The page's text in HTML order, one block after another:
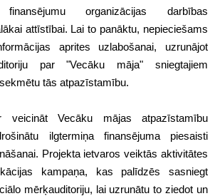
organizācijas darbības
attīstībai. Lai to panāktu, nepieciešams
aprites uzlabošanai, uzrunājot
par "Vecāku māja" sniegtajiem
tās atpazīstamību.
Vecāku mājas atpazīstamību
ilgtermiņa finansējuma piesaisti
Projekta ietvaros veiktās aktivitātes
kampaņa, kas palīdzēs sasniegt
mērķauditoriju, lai uzrunātu to ziedot un